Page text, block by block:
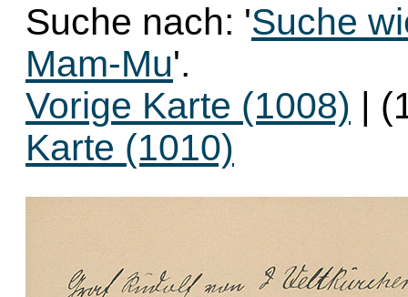
Suche nach: 'Suche
Mam-Mu'.
Vorige Karte (1008) |
Karte (1010)